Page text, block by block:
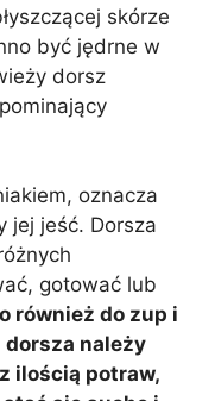
skórze
być jędrne w
dorsz
oznacza
jej jeść. Dorsza
gotować lub
również do zup i
dorsza należy
ilością potraw,